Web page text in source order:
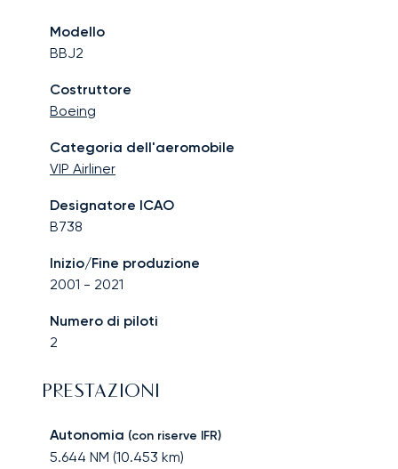
Modello
BBJ2
Costruttore
Boeing
Categoria dell'aeromobile
VIP Airliner
Designatore ICAO
B738
Inizio/Fine produzione
2001 - 2021
Numero di piloti
2
PRESTAZIONI
Autonomia (con riserve IFR)
5.644 NM (10.453 km)